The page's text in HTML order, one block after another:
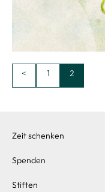
< 1 2
Zeit schenken
Spenden
Stiften